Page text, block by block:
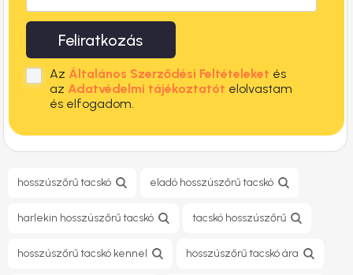
Feliratkozás
Az Általános Szerződési Feltételeket és
az Adatvédelmi tájékoztatót elolvastam
és elfogadom.
hosszúszőrű tacskó eladó hosszúszőrű tacskó
harlekin hosszúszőrű tacskó tacskó hosszúszőrű
hosszúszőrű tacskó kennel hosszúszőrű tacskó ára